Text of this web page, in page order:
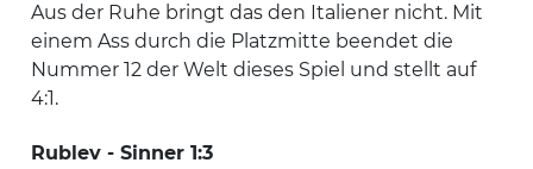
Aus der Ruhe bringt das den Italiener nicht. Mit
einem Ass durch die Platzmitte beendet die
Nummer 12 der Welt dieses Spiel und stellt auf
4:1.
Rublev - Sinner 1:3